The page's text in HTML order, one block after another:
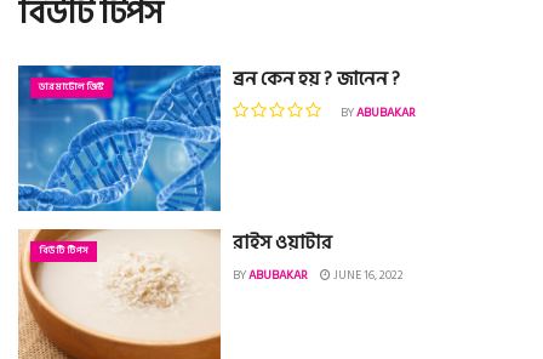
বিউটি টিপস
ডারমাটোলজিস্ট ব্রন কেন হয় ? জানেন ?
BYABUBAKAR
বিউটি টিপস রাইস ওয়াটার
BYABUBAKAR JUNE 16, 2022